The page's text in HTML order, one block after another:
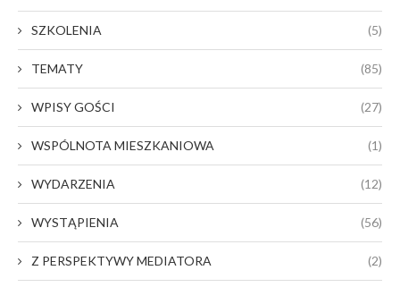
SZKOLENIA (5)
TEMATY (85)
WPISY GOŚCI (27)
WSPÓLNOTA MIESZKANIOWA (1)
WYDARZENIA (12)
WYSTĄPIENIA (56)
Z PERSPEKTYWY MEDIATORA (2)